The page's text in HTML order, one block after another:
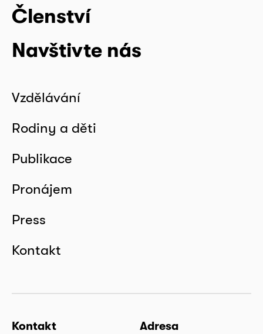
Členství
Navštivte nás
Vzdělávání
Rodiny a děti
Publikace
Pronájem
Press
Kontakt
Kontakt Adresa